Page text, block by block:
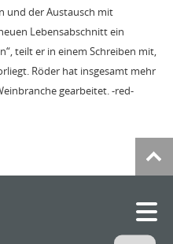
und der Austausch mit
Lebensabschnitt ein
teilt er in einem Schreiben mit,
Röder hat insgesamt mehr
gearbeitet. -red-